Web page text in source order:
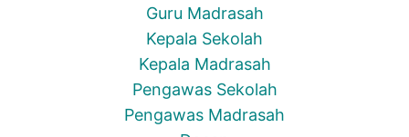
Guru Madrasah
Kepala Sekolah
Kepala Madrasah
Pengawas Sekolah
Pengawas Madrasah